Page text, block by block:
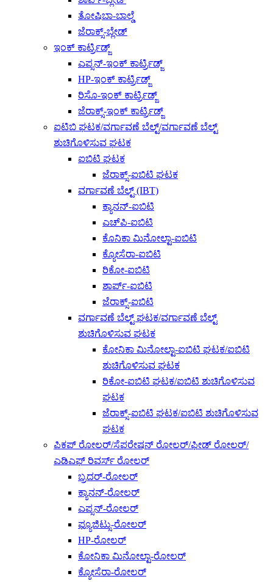
ತೋಷಿಬಾ-ಬಾಲ್ಡೆ
ಜೆರಾಕ್ಸ್-ಬ್ಲೇಡ್
ಇಂಕ್ ಕಾರ್ಟ್ರಿಡ್ಜ್
ಎಪ್ಸನ್-ಇಂಕ್ ಕಾರ್ಟ್ರಿಡ್ಜ್
HP-ಇಂಕ್ ಕಾರ್ಟ್ರಿಡ್ಜ್
ರಿಸೊ-ಇಂಕ್ ಕಾರ್ಟ್ರಿಡ್ಜ್
ಜೆರಾಕ್ಸ್-ಇಂಕ್ ಕಾರ್ಟ್ರಿಡ್ಜ್
ಐಟಿಬಿ ಘಟಕ/ವರ್ಗಾವಣೆ ಬೆಲ್ಟ್/ವರ್ಗಾವಣೆ ಬೆಲ್ಟ್
ಶುಚಿಗೊಳಿಸುವ ಘಟಕ
ಐಬಿಟಿ ಘಟಕ
ಜೆರಾಕ್ಸ್-ಐಬಿಟಿ ಘಟಕ
ವರ್ಗಾವಣೆ ಬೆಲ್ಟ್ (IBT)
ಕ್ಯಾನನ್-ಐಬಿಟಿ
ಎಚ್‌ಪಿ-ಐಬಿಟಿ
ಕೊನಿಕಾ ಮಿನೋಲ್ಟಾ-ಐಬಿಟಿ
ಕ್ಯೋಸೆರಾ-ಐಬಿಟಿ
ರಿಕೋ-ಐಬಿಟಿ
ಶಾರ್ಪ್-ಐಬಿಟಿ
ಜೆರಾಕ್ಸ್-ಐಬಿಟಿ
ವರ್ಗಾವಣೆ ಬೆಲ್ಟ್ ಘಟಕ/ವರ್ಗಾವಣೆ ಬೆಲ್ಟ್
ಶುಚಿಗೊಳಿಸುವ ಘಟಕ
ಕೋನಿಕಾ ಮಿನೋಲ್ಟಾ-ಐಬಿಟಿ ಘಟಕ/ಐಬಿಟಿ
ಶುಚಿಗೊಳಿಸುವ ಘಟಕ
ರಿಕೋ-ಐಬಿಟಿ ಘಟಕ/ಐಬಿಟಿ ಶುಚಿಗೊಳಿಸುವ
ಘಟಕ
ಜೆರಾಕ್ಸ್-ಐಬಿಟಿ ಘಟಕ/ಐಬಿಟಿ ಶುಚಿಗೊಳಿಸುವ
ಘಟಕ
ಪಿಕಪ್ ರೋಲರ್/ಸೆಪರೇಷನ್ ರೋಲರ್/ಫೀಡ್ ರೋಲರ್/
ಎಡಿಎಫ್ ರಿವರ್ಸ್ ರೋಲರ್
ಬ್ರದರ್-ರೋಲರ್
ಕ್ಯಾನನ್-ರೋಲರ್
ಎಪ್ಸನ್-ರೋಲರ್
ಫ್ಯೂಜಿಟ್ಸು-ರೋಲರ್
HP-ರೋಲರ್
ಕೋನಿಕಾ ಮಿನೋಲ್ಟಾ-ರೋಲರ್
ಕ್ಯೋಸೆರಾ-ರೋಲರ್